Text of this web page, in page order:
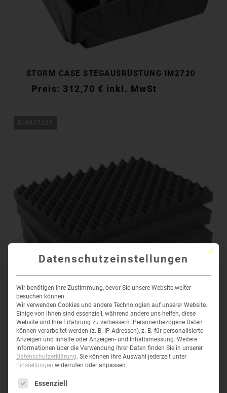
STORM CASE STEGAUSRÜSTUNG IM2720
312,70 € inkl. MwSt
STORM CASE ERSATZ-SCHAUMSTOFFSET
2720
154,10 € inkl. MwSt
154,10€ inkl. MwSt
Mit
Datenschutzeinstellungen
Wir benötigen Ihre Zustimmung, bevor Sie unsere Website weiter
besuchen können.
Wir verwenden Cookies und andere Technologien auf unserer Website.
Einige von ihnen sind essenziell, während andere uns helfen, diese
Website und Ihre Erfahrung zu verbessern. Personenbezogene Daten
können verarbeitet werden (z. B. IP-Adressen), z. B. für personalisierte
Anzeigen und Inhalte oder Anzeigen- und Inhaltsmessung. Weitere
Informationen über die Verwendung Ihrer Daten finden Sie in unserer
Datenschutzerklärung. Sie können Ihre Auswahl jederzeit unter
Einstellungen widerrufen oder anpassen.
Es folgt eine Liste der Service-Gruppen, für die eine
Essenziell